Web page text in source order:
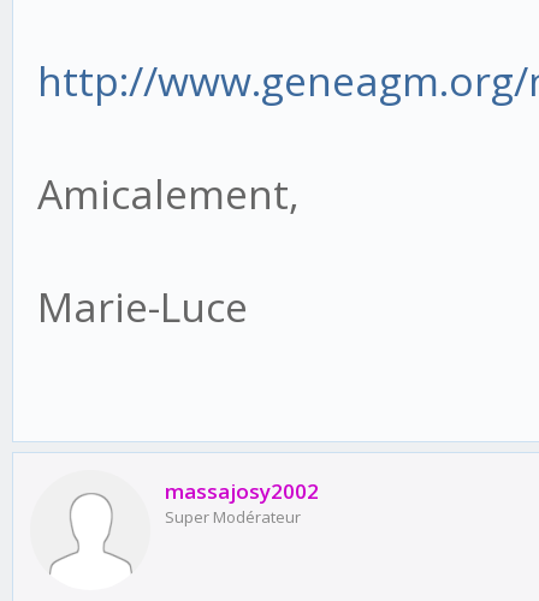
http://
Amicalement,
Marie-Luce
massajosy2002
Super Modérateur